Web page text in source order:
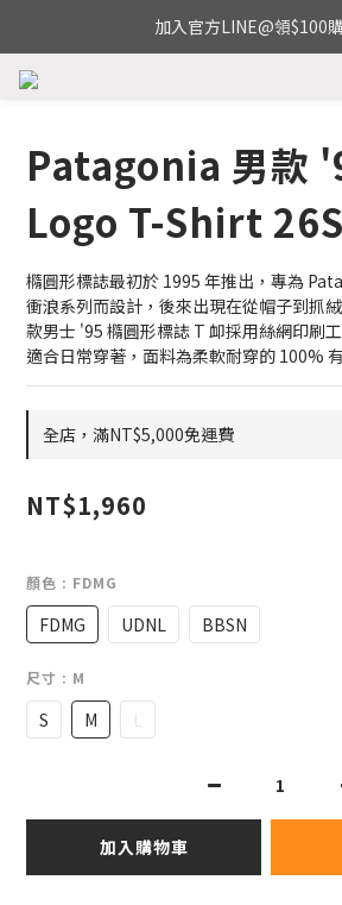
加入官方LINE@領$100
Patagonia 男款
Logo T-Shirt
橢圓形標誌最初於 1995 年推出，專為
衝浪系列而設計，後來出現在從帽子到抓
款男士 '95 橢圓形標誌 T 卹採用絲網印刷
適合日常穿著，面料為柔軟耐穿的 100%
全店，滿NT$5,000免運費
NT$1,960
顏色 : FDMG
FDMG UDNL BBSN
尺寸 : M
S M L
加入購物車